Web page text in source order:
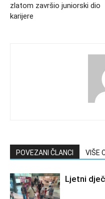
zlatom završio juniorski dio
karijere
POVEZANI ČLANCI VIŠE
Ljetni